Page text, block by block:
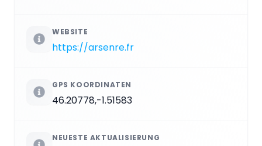
WEBSITE
https://arsenre.fr
GPS KOORDINATEN
46.20778,-1.51583
NEUESTE AKTUALISIERUNG